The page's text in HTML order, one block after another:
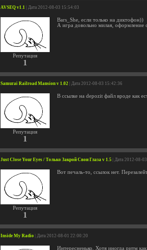
AVSEQ v1.1 | Дата 2012-08-03 15:54:03
Репутация
1
Bars_She, если только на диктофон))
А игра довольно милая, оформление
Samurai Railroad Mansion v 1.02 | Дата 2012-08-03 15:42:36
Репутация
1
В ссылке на depozit файл вроде как
Just Close Your Eyes / Только Закрой Свои Глаза v 1.5 | Дата 2012-08-
Репутация
1
Вот печаль-то, ссылок нет.
Inside My Radio | Дата 2012-08-01 22:00:20
Интересненько. Хотя иногда ритм